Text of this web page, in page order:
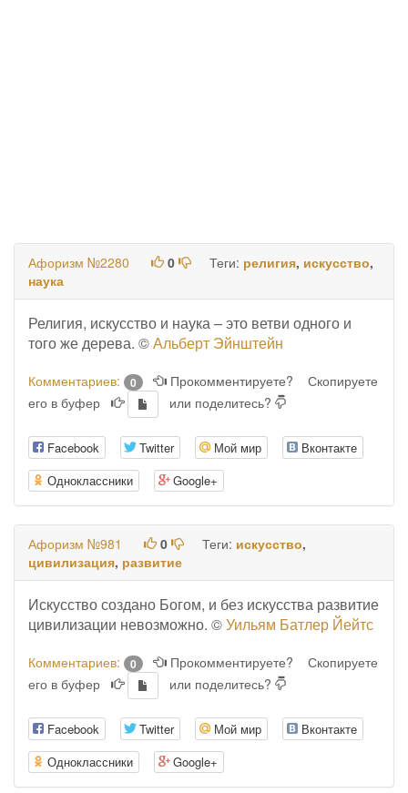
Афоризм №2280 0 Теги: религия, искусство,
наука
Религия, искусство и наука – это ветви одного и
того же дерева. ©Альберт Эйнштейн
Комментариев: 0 Прокомментируете?
Скопируете
его в буфер
или поделитесь?
Facebook Twitter Мой мир
Вконтакте
Одноклассники
Google+
Афоризм №981 0 Теги: искусство,
цивилизация, развитие
Искусство создано Богом, и без искусства развитие
цивилизации невозможно. ©Уильям Батлер Йейтс
Комментариев: 0 Прокомментируете?
Скопируете
его в буфер
или поделитесь?
Facebook Twitter Мой мир
Вконтакте
Одноклассники
Google+